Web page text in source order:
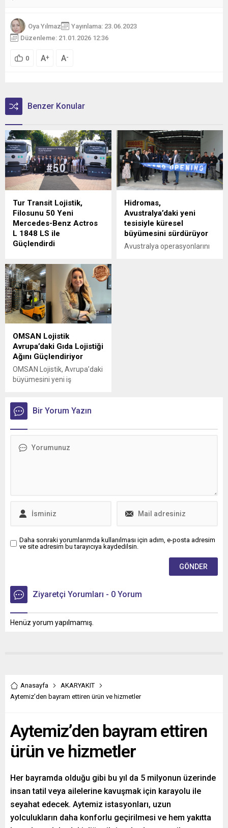
Oya Yılmaz
Yayınlama: 23.06.2023
Düzenleme: 21.01.2026 12:36
0 A+ A-
Benzer Konular
Tur Transit Lojistik,
Filosunu 50 Yeni
Mercedes-Benz Actros
L 1848 LS ile
Güçlendirdi
yılından bu yana uluslararası
lojistik alanında faaliyet
gösteren Tur Transit
Lojistik’e 50 adet Mercedes-
Benz Actros L 1848 LS
teslimatı gerçekleştirdi.
Hidromas,
Avustralya’daki yeni
tesisiyle küresel
büyümesini sürdürüyor
Avustralya operasyonlarını
OMSAN Lojistik
Avrupa’daki Gıda Lojistiği
Ağını Güçlendiriyor
OMSAN Lojistik, Avrupa’daki
büyümesini yeni iş
Bir Yorum Yazın
Daha sonraki yorumlarımda kullanılması için adım, e-posta adresim
ve site adresim bu tarayıcıya kaydedilsin.
Ziyaretçi Yorumları - 0 Yorum
Henüz yorum yapılmamış.
Anasayfa
AKARYAKIT
Aytemiz’den bayram ettiren ürün ve hizmetler
Aytemiz’den bayram ettiren
ürün ve hizmetler
Her bayramda olduğu gibi bu yıl da 5 milyonun üzerinde
insan tatil veya ailelerine kavuşmak için karayolu ile
seyahat edecek. Aytemiz istasyonları, uzun
yolculukların daha konforlu geçirilmesi ve hem yakıtta